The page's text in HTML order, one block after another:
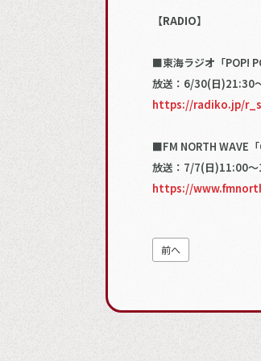
【RADIO】
■東海ラジオ「POP!
放送：6/30(日)21:30
https://radiko.jp/
■FM NORTH WAVE
放送：7/7(日)11:00
https://
前へ